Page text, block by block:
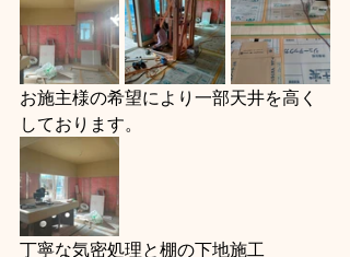
お施主様の希望により一部天井を高く
しております。
丁寧な気密処理と棚の下地施工